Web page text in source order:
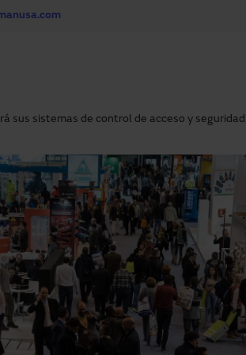
sus sistemas de control de acceso y seguridad